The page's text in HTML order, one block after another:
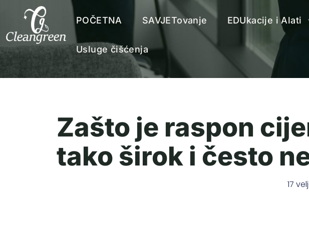
POČETNA SAVJETovanje EDUkacije i Alati
Usluge čišćenja
Zašto je raspon
tako širok i često
17